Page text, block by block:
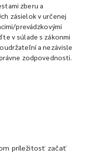
zberu a
zásielok v určenej
prevádzkovými
v súlade s zákonmi
a nezávisle
zodpovednosti.
príležitosť začať